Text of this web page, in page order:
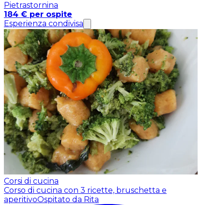
Pietrastornina
184 € per ospite
Esperienza condivisa
Corsi di cucina
Corso di cucina con 3 ricette, bruschetta e
aperitivoOspitato da Rita